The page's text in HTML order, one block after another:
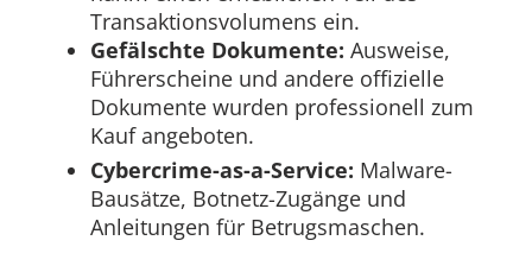
Transaktionsvolumens ein.
Gefälschte Dokumente: Ausweise,
Führerscheine und andere offizielle
Dokumente wurden professionell zum
Kauf angeboten.
Cybercrime-as-a-Service: Malware-
Bausätze, Botnetz-Zugänge und
Anleitungen für Betrugsmaschen.